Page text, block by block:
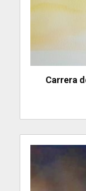
Carrera